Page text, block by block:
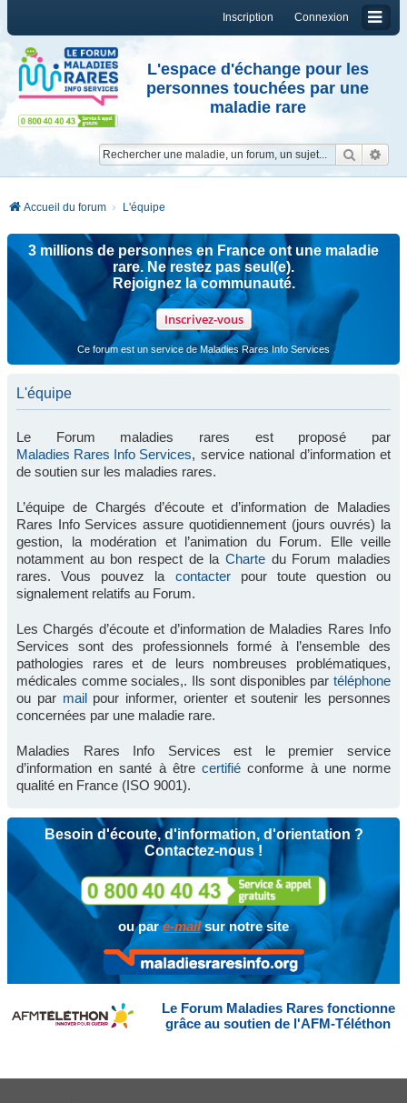
Connexion
Inscription
L'espace d'échange pour les
personnes touchées par une
maladie rare
Accueil du forum L'équipe
3 millions de personnes en France ont une maladie
rare. Ne restez pas seul(e).
Rejoignez la communauté.
Inscrivez-vous
Ce forum est un service de Maladies Rares Info Services
L'équipe
Le Forum maladies rares est proposé par
Maladies Rares Info Services, service national d’information et
de soutien sur les maladies rares.
L’équipe de Chargés d’écoute et d’information de Maladies
Rares Info Services assure quotidiennement (jours ouvrés) la
gestion, la modération et l’animation du Forum. Elle veille
notamment au bon respect de la Charte du Forum maladies
rares. Vous pouvez la contacterpour toute question ou
signalement relatifs au Forum.
Les Chargés d’écoute et d’information de Maladies Rares Info
Services sont des professionnels formé à l’ensemble des
pathologies rares et de leurs nombreuses problématiques,
médicales comme sociales,. Ils sont disponibles par téléphone
ou par mailpour informer, orienter et soutenir les personnes
concernées par une maladie rare.
Maladies Rares Info Services est le premier service
d’information en santé à êtrecertifié conforme à une norme
qualité en France (ISO 9001).
Besoin d'écoute, d'information, d'orientation ?
Contactez-nous !
ou pare-mailsur notre site
Le Forum Maladies Rares fonctionne
grâce au soutien de l'AFM-Téléthon